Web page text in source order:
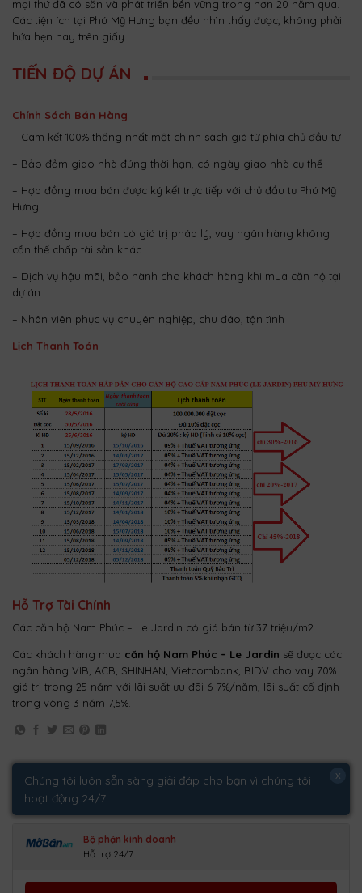
Chúng tôi luôn sẵn sàng giải đáp cho bạn vì chúng tôi
hoạt động 24/7
x
Bộ phận kinh doanh
Hỗ trợ 24/7
mọi thứ đã có sẵn và phát triển bền vững trong hơn 20 năm qua.
Các tiện ích tại Phú Mỹ Hưng bạn đều nhìn thấy được, không phải
hứa hẹn hay trên giấy.
TIẾN ĐỘ DỰ ÁN
Chính Sách Bán Hàng
– Cam kết 100% thống nhất một chính sách giá từ phía chủ đầu tư
– Bảo đảm giao nhà đúng thời hạn, có ngày giao nhà cụ thể
– Hợp đồng mua bán được ký kết trực tiếp với chủ đầu tư Phú Mỹ
Hưng
– Hợp đồng mua bán có giá trị pháp lý, vay ngân hàng không
cần thế chấp tài sản khác
– Dịch vụ hậu mãi, bảo hành cho khách hàng khi mua căn hộ tại
dự án
– Nhân viên phục vụ chuyên nghiệp, chu đáo, tận tình
Lịch Thanh Toán
Hỗ Trợ Tài Chính
Các căn hộ Nam Phúc – Le Jardin có giá bán từ 37 triệu/m2.
Các khách hàng mua căn hộ Nam Phúc – Le Jardin sẽ được các
ngân hàng VIB, ACB, SHINHAN, Vietcombank, BIDV cho vay 70%
giá trị trong 25 năm với lãi suất ưu đãi 6-7%/năm, lãi suất cố định
trong vòng 3 năm 7,5%.